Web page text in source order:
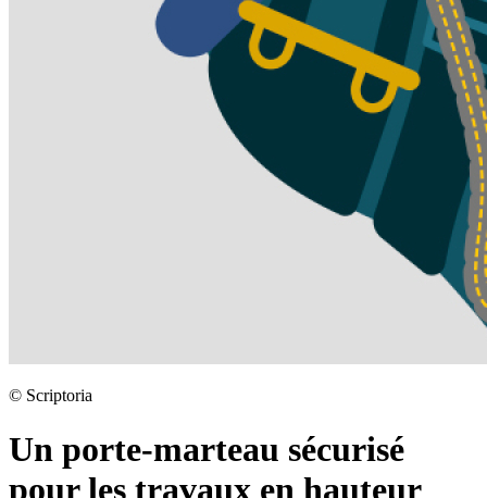
© Scriptoria
Un porte-marteau sécurisé
pour les travaux en hauteur